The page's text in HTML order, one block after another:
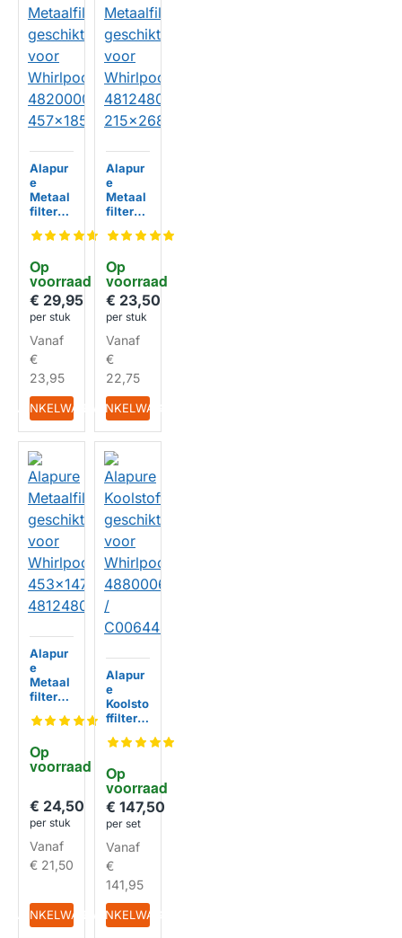
HUISMERK
Op
voorraad
Alapur
e
Metaal
filter
kt voor
ool
48200
00097
55
457x18
5x8mm
€ 29,95
per stuk
Vanaf
€
23,95
IN WINKELWAGEN
HUISMERK
Op
voorraad
Alapur
e
Metaal
filter
kt voor
ool
481248
04808
3
215x26
8x8mm
€ 23,50
per stuk
Vanaf
€
22,75
IN WINKELWAGEN
Op
voorraad
Alapur
e
Metaal
filter
kt voor
ool
453x14
058288
€ 24,50
per stuk
Vanaf
€ 21,50
IN WINKELWAGEN
HUISMERK
Op
voorraad
Alapur
e
Koolsto
ffilter
kt voor
ool
48800
06448
53 /
C0064
4853
€ 147,50
per set
Vanaf
€
141,95
IN WINKELWAGEN